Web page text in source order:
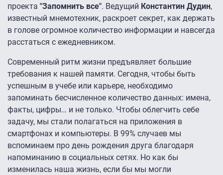
проекта "Запомнить все". Ведущий Константин Дудин,
известный мнемотехник, раскроет секрет, как держать
в голове огромное количество информации и навсегда
расстаться с ежедневником.
Современный ритм жизни предъявляет большие
требования к нашей памяти. Сегодня, чтобы быть
успешным в учебе или карьере, необходимо
запоминать бесчисленное количество данных: имена,
факты, цифры… и не только. Чтобы облегчить себе
задачу, мы стали полагаться на приложения в
смартфонах и компьютеры. В 99% случаев мы
вспоминаем про день рождения друга благодаря
напоминанию в социальных сетях. Но как бы
изменилась наша жизнь, если бы мы могли